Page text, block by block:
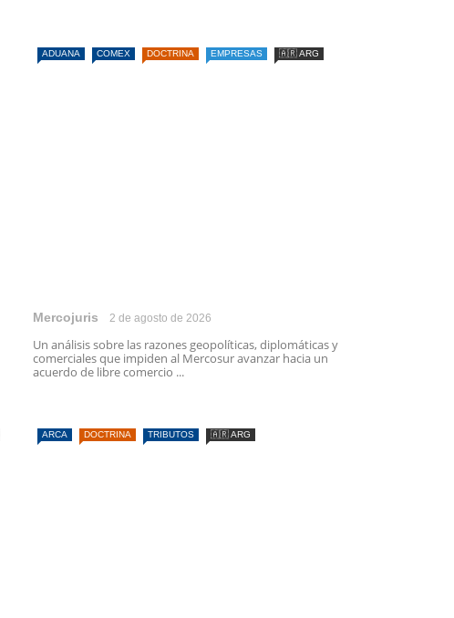
ADUANA COMEX DOCTRINA EMPRESAS 🇦🇷 ARG
Mercojuris 2 de agosto de 2026
Un análisis sobre las razones geopolíticas, diplomáticas y
comerciales que impiden al Mercosur avanzar hacia un
acuerdo de libre comercio ...
ARCA DOCTRINA TRIBUTOS 🇦🇷 ARG